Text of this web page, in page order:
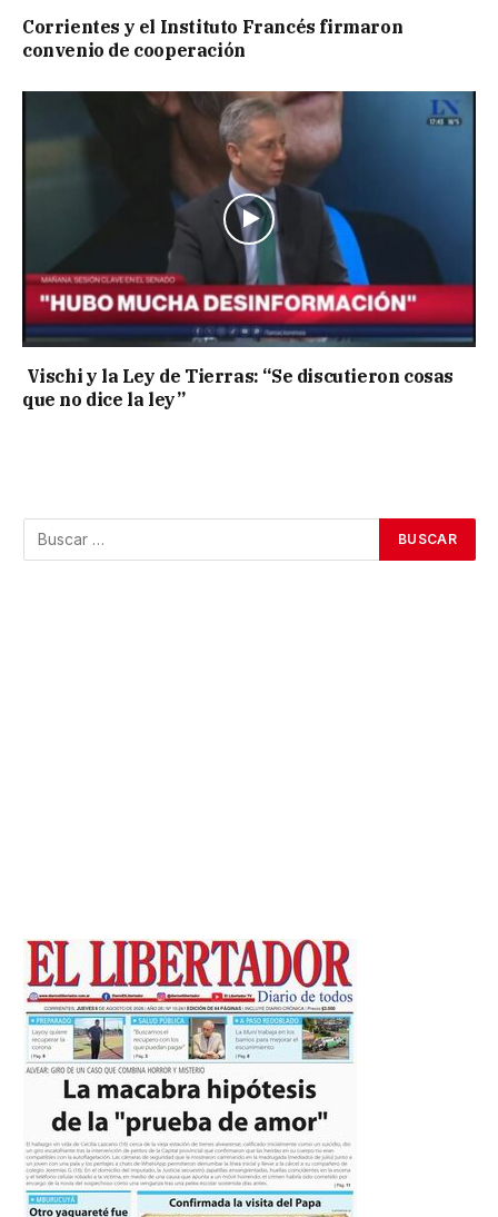
Corrientes y el Instituto Francés firmaron
convenio de cooperación
Vischi y la Ley de Tierras: “Se discutieron cosas
que no dice la ley”